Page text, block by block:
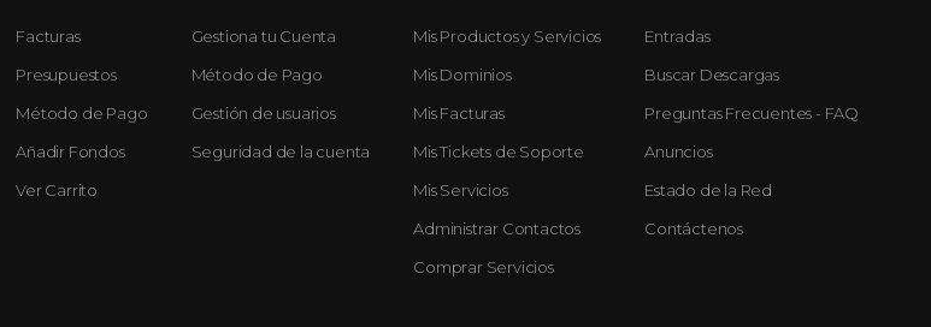
Facturas
Presupuestos
Método de Pago
Añadir Fondos
Ver Carrito
Gestiona tu Cuenta
Método de Pago
Gestión de usuarios
Seguridad de la cuenta
Mis Productos y Servicios
Mis Dominios
Mis Facturas
Mis Tickets de Soporte
Mis Servicios
Administrar Contactos
Comprar Servicios
Entradas
Buscar Descargas
Preguntas Frecuentes - FAQ
Anuncios
Estado de la Red
Contáctenos